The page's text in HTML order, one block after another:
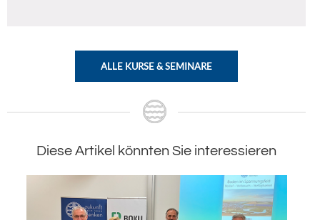
ALLE KURSE & SEMINARE
Diese Artikel könnten Sie interessieren